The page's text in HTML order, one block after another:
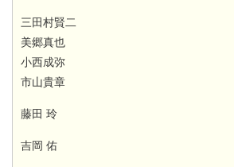
三田村賢二
美郷真也
小西成弥
市山貴章
藤田 玲
吉岡 佑